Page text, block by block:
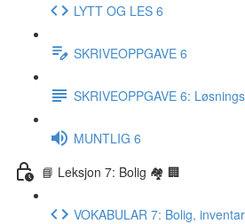
LYTT OG LES 6
SKRIVEOPPGAVE 6
SKRIVEOPPGAVE 6:
MUNTLIG 6
📘 Leksjon 7: Bolig 🏘 🏢
VOKABULAR 7: Bolig,